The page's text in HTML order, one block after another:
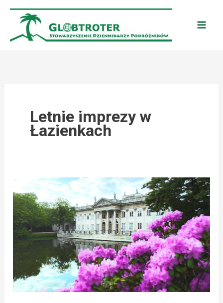
Przejdź
treści
Letnie imprezy w
Łazienkach
WARSZAWA:
LATO
W
ŁAZIENKACH
KRÓLEWSKICH